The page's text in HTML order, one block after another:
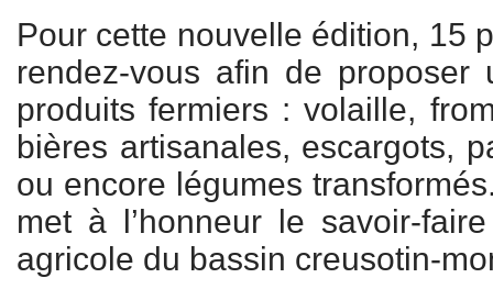
Pour cette nouvelle édition, 15
rendez-vous afin de proposer
produits fermiers : volaille,
bières artisanales, escargots,
ou encore légumes
met à l’honneur le savoir-
agricole du bassin creusotin-